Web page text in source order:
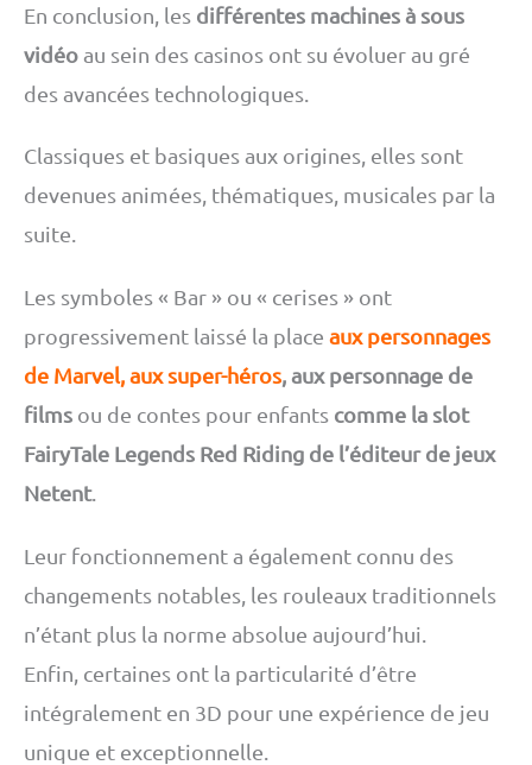
En conclusion, les différentes machines à sous
vidéo au sein des casinos ont su évoluer au gré
des avancées technologiques.
Classiques et basiques aux origines, elles sont
devenues animées, thématiques, musicales par la
suite.
Les symboles « Bar » ou « cerises » ont
progressivement laissé la place aux personnages
de Marvel, aux super-héros, aux personnage de
films ou de contes pour enfants comme la slot
FairyTale Legends Red Riding de l’éditeur de jeux
Netent.
Leur fonctionnement a également connu des
changements notables, les rouleaux traditionnels
n’étant plus la norme absolue aujourd’hui.
Enfin, certaines ont la particularité d’être
intégralement en 3D pour une expérience de jeu
unique et exceptionnelle.